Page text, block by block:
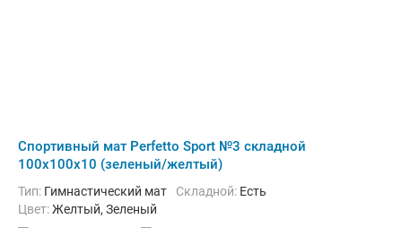
Cпортивный мат Perfetto Sport №3 складной
100x100x10 (зеленый/желтый)
Тип: Гимнастический мат Складной: Есть
Цвет:Желтый, Зеленый